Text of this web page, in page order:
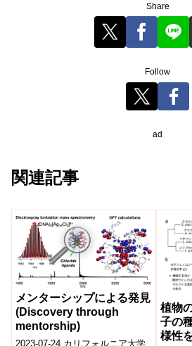
Share
Follow
ad
関連記事
メンターシップによる発見
(Discovery through
mentorship)
2023-07-24 カリフォルニア大学
植物
子の
様性